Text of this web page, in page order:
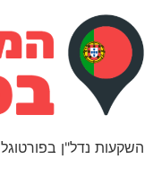
השקעות נדל"ן בפורטוגל